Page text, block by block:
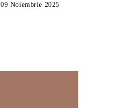
09 Noiembrie 2025